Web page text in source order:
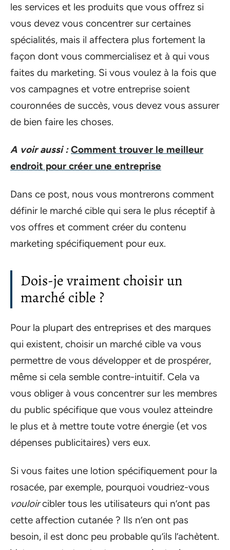
les services et les produits que vous offrez si
vous devez vous concentrer sur certaines
spécialités, mais il affectera plus fortement la
façon dont vous commercialisez et à qui vous
faites du marketing. Si vous voulez à la fois que
vos campagnes et votre entreprise soient
couronnées de succès, vous devez vous assurer
de bien faire les choses.
A voir aussi : Comment trouver le meilleur
endroit pour créer une entreprise
Dans ce post, nous vous montrerons comment
définir le marché cible qui sera le plus réceptif à
vos offres et comment créer du contenu
marketing spécifiquement pour eux.
Dois-je vraiment choisir un
marché cible ?
Pour la plupart des entreprises et des marques
qui existent, choisir un marché cible va vous
permettre de vous développer et de prospérer,
même si cela semble contre-intuitif. Cela va
vous obliger à vous concentrer sur les membres
du public spécifique que vous voulez atteindre
le plus et à mettre toute votre énergie (et vos
dépenses publicitaires) vers eux.
Si vous faites une lotion spécifiquement pour la
rosacée, par exemple, pourquoi voudriez-vous
vouloircibler tous les utilisateurs qui n’ont pas
cette affection cutanée ? Ils n’en ont pas
besoin, il est donc peu probable qu’ils l’achètent.